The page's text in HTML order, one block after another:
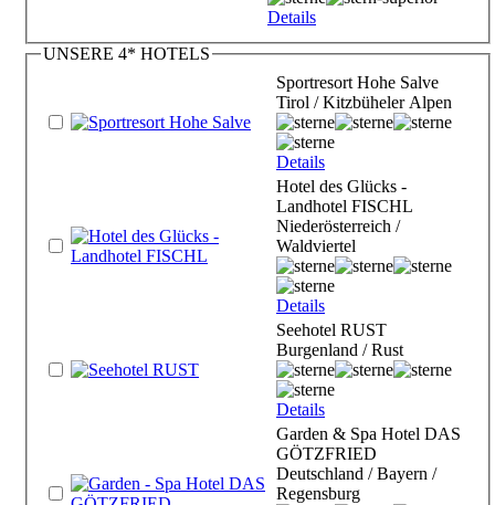
Details
UNSERE 4* HOTELS
Sportresort Hohe Salve
Tirol / Kitzbüheler Alpen
Details
Hotel des Glücks -
Landhotel FISCHL
Niederösterreich /
Waldviertel
Details
Seehotel RUST
Burgenland / Rust
Details
Garden & Spa Hotel DAS
GÖTZFRIED
Deutschland / Bayern /
Regensburg